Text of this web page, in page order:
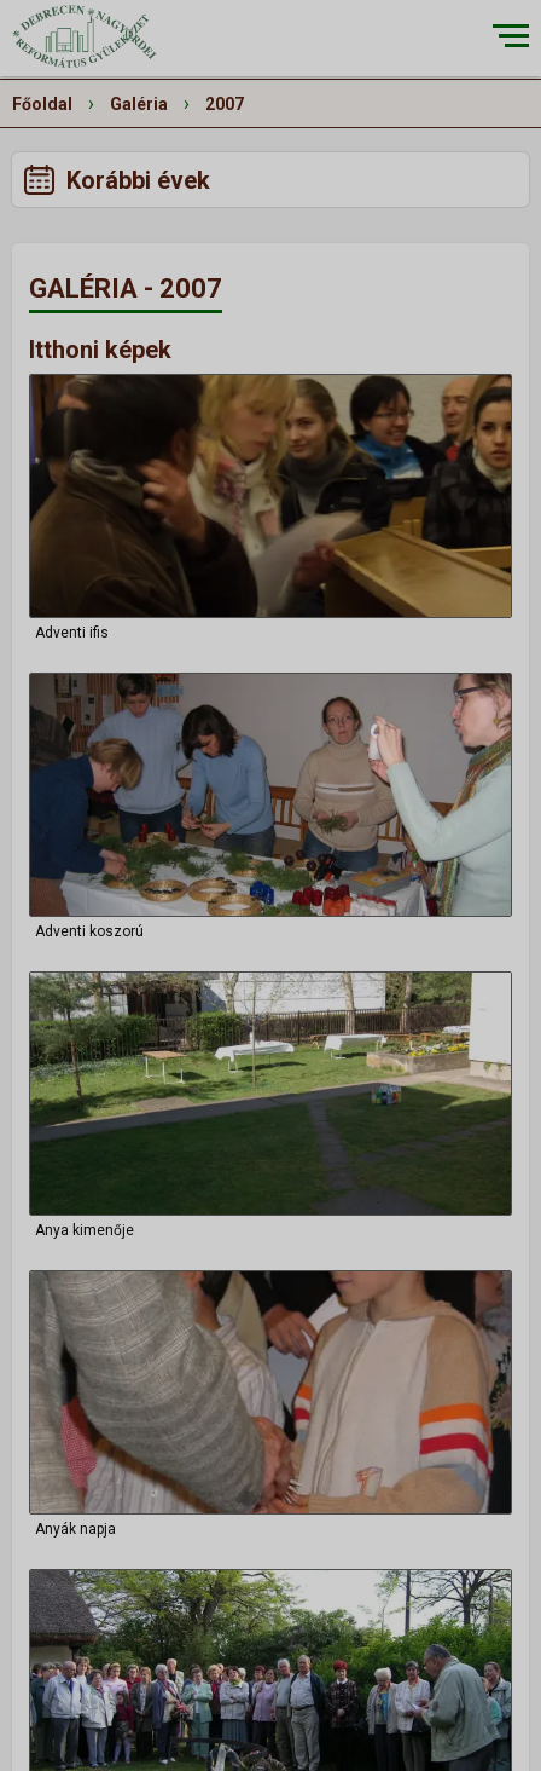
RÓLUNK▼
Történetünk
Épületeink
Munkatársaink
Galéria
Szivárvány
ALKALMAINK
Istentiszteletek
Érdeklődőknek
Fiataloknak
Felnőtteknek
Kamarakórus
Többgenerációs tábor
NAPTÁR
TÁMOGATÁS▼
Adakozás
Alapítvány
Önkéntes szolgálatok
Főoldal › Galéria › 2007
GALÉRIA - 2007
Itthoni képek
Adventi ifis
Adventi koszorú
Anya kimenője
Anyák napja
Korábbi évek